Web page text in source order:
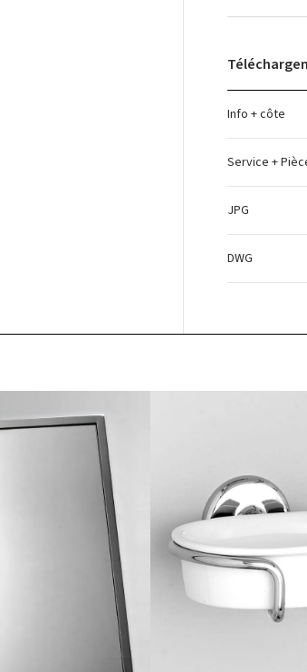
Info + côte
Service +
JPG
DWG